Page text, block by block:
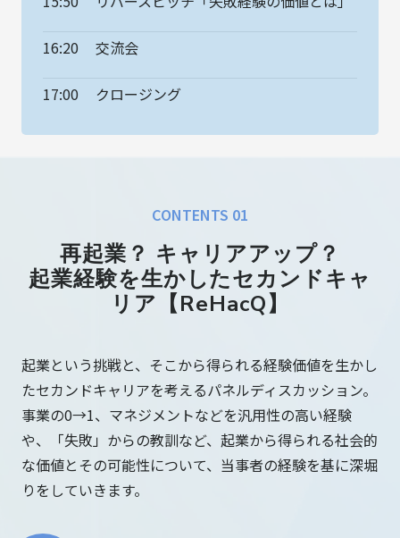
16:20 交流会
17:00 クロージング
CONTENTS 01
再起業？ キャリアアップ？
起業経験を生かしたセカンドキャ
リア【ReHacQ】
起業という挑戦と、そこから得られる経験価値を生かし
たセカンドキャリアを考えるパネルディスカッション。
事業の0→1、マネジメントなどを汎用性の高い経験
や、「失敗」からの教訓など、起業から得られる社会的
な価値とその可能性について、当事者の経験を基に深堀
りをしていきます。